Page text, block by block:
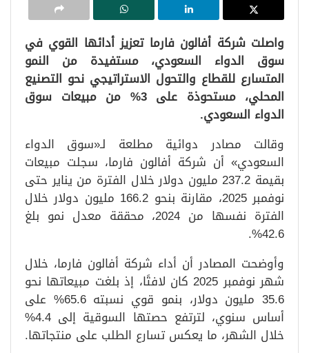
واصلت شركة أفالون فارما تعزيز أدائها القوي في
سوق الدواء السعودي، مستفيدة من النمو
المتسارع للقطاع والتحول الاستراتيجي نحو التصنيع
المحلي، مستحوذة على 3% من مبيعات سوق
الدواء السعودي.
وقالت مصادر دوائية مطلعة لـ«سوق الدواء
السعودي» أن شركة أفالون فارما، سجلت مبيعات
بقيمة 237.2 مليون دولار خلال الفترة من يناير حتى
نوفمبر 2025، مقارنة بنحو 166.2 مليون دولار خلال
الفترة نفسها من 2024، محققة معدل نمو بلغ
42.6%.
وأوضحت المصادر أن أداء شركة أفالون فارما، خلال
شهر نوفمبر 2025 كان لافتًا، إذ بلغت مبيعاتها نحو
35.6 مليون دولار، بنمو قوي نسبته 65.6% على
أساس سنوي، لترتفع حصتها السوقية إلى 4.4%
خلال الشهر، ما يعكس تسارع الطلب على منتجاتها.